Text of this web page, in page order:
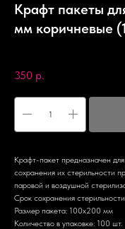
Крафт пакеты
мм коричневые
350 р.
Крафт-пакет предназначен
сохранения их стерильности
паровой и воздушной
Срок сохранения
Размер пакета: 100х200 мм
Количество в упаковке: 100 шт.